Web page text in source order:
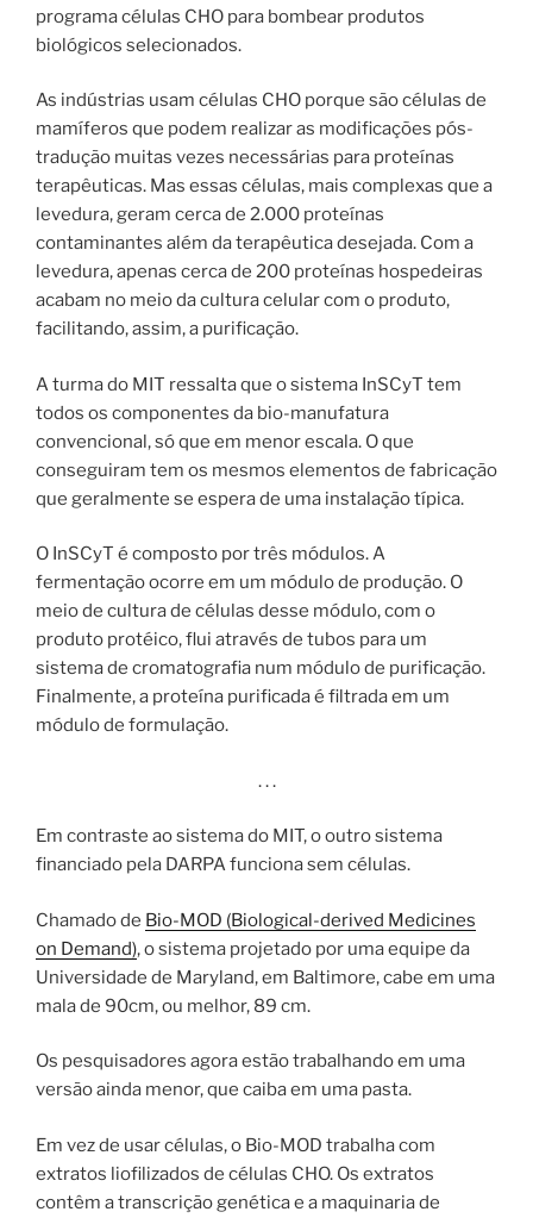
programa células CHO para bombear produtos
biológicos selecionados.
As indústrias usam células CHO porque são células de
mamíferos que podem realizar as modificações pós-
tradução muitas vezes necessárias para proteínas
terapêuticas. Mas essas células, mais complexas que a
levedura, geram cerca de 2.000 proteínas
contaminantes além da terapêutica desejada. Com a
levedura, apenas cerca de 200 proteínas hospedeiras
acabam no meio da cultura celular com o produto,
facilitando, assim, a purificação.
A turma do MIT ressalta que o sistema InSCyT tem
todos os componentes da bio-manufatura
convencional, só que em menor escala. O que
conseguiram tem os mesmos elementos de fabricação
que geralmente se espera de uma instalação típica.
O InSCyT é composto por três módulos. A
fermentação ocorre em um módulo de produção. O
meio de cultura de células desse módulo, com o
produto protéico, flui através de tubos para um
sistema de cromatografia num módulo de purificação.
Finalmente, a proteína purificada é filtrada em um
módulo de formulação.
. . .
Em contraste ao sistema do MIT, o outro sistema
financiado pela DARPA funciona sem células.
Chamado de Bio-MOD (Biological-derived Medicines
on Demand), o sistema projetado por uma equipe da
Universidade de Maryland, em Baltimore, cabe em uma
mala de 90cm, ou melhor, 89 cm.
Os pesquisadores agora estão trabalhando em uma
versão ainda menor, que caiba em uma pasta.
Em vez de usar células, o Bio-MOD trabalha com
extratos liofilizados de células CHO. Os extratos
contêm a transcrição genética e a maquinaria de